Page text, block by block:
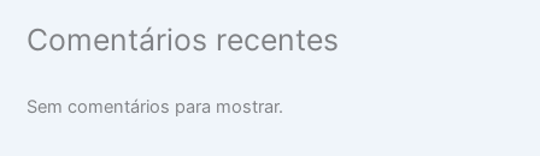
Comentários recentes
Sem comentários para mostrar.